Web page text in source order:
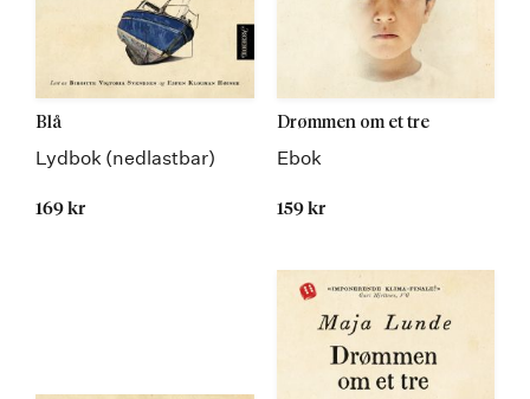
Blå
Lydbok (nedlastbar)
169 kr
Drømmen om et tre
Ebok
159 kr